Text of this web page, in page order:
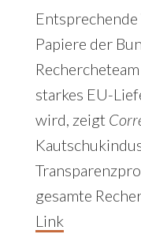
Papiere der
starkes EU-
wird, zeigt
gesamte
Link